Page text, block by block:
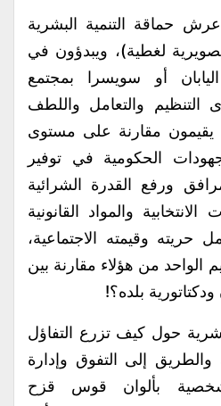
حماقة التنمية البشرية
لغطية)، ويبدؤون في
أو سويسرا بمجتمع
التنظيم والتعامل واللطف
يقيمون مقارنة على مستوى
الحكومية في توفير
ورفع القدرة الشرائية
والمواد القانونية
حريته وقيمته الاجتماعية،
الواحد من هؤلاء مقارنة بين
بلده؟!
حول كيف تزرع التفاؤل
والطريق إلى التفوق وإدارة
بألوان قوس قزح